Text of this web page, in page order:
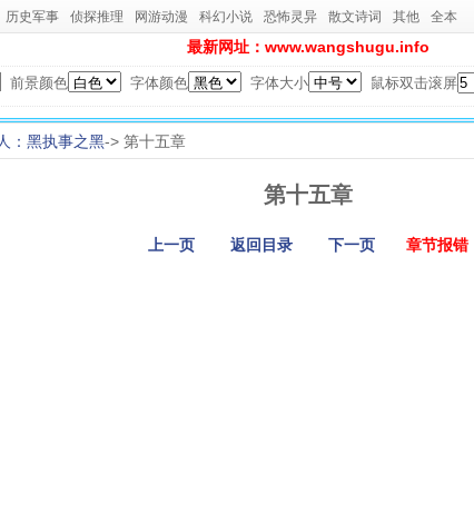
历史军事 侦探推理 网游动漫 科幻小说 恐怖灵异 散文诗词 其他 全本
最新网址：www.wangshugu.info
前景颜色 字体颜色 字体大小 鼠标双击滚屏
：黑执事之黑-> 第十五章
第十五章
上一页 返回目录 下一页 章节报错